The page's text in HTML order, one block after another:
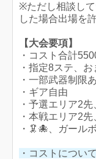
※ただし相談し
した場合出場を
【大会要項】
・コスト合計
・指定8ステ、
・一部武器制限
・ギア自由
・予選エリア2
・本戦エリア2
・🦑🐙、ガール
・コストについて